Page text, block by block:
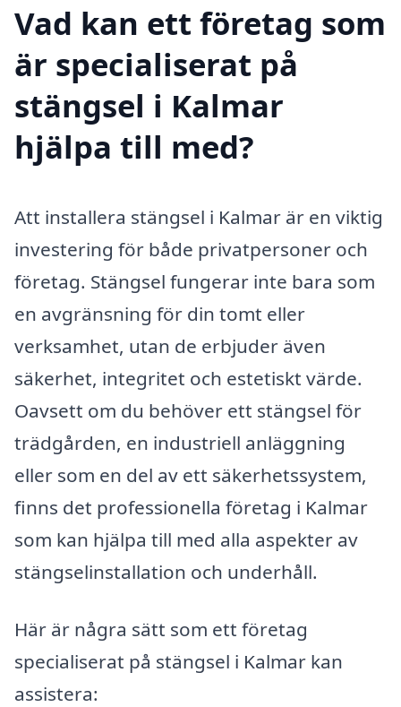
Vad kan ett företag som
är specialiserat på
stängsel i Kalmar
hjälpa till med?
Att installera stängsel i Kalmar är en viktig
investering för både privatpersoner och
företag. Stängsel fungerar inte bara som
en avgränsning för din tomt eller
verksamhet, utan de erbjuder även
säkerhet, integritet och estetiskt värde.
Oavsett om du behöver ett stängsel för
trädgården, en industriell anläggning
eller som en del av ett säkerhetssystem,
finns det professionella företag i Kalmar
som kan hjälpa till med alla aspekter av
stängselinstallation och underhåll.
Här är några sätt som ett företag
specialiserat på stängsel i Kalmar kan
assistera: